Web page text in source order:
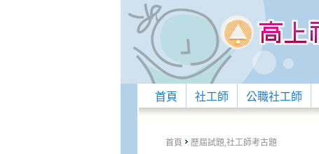
首頁 社工師 公職社工師
首頁 歷屆試題,社工師考古題